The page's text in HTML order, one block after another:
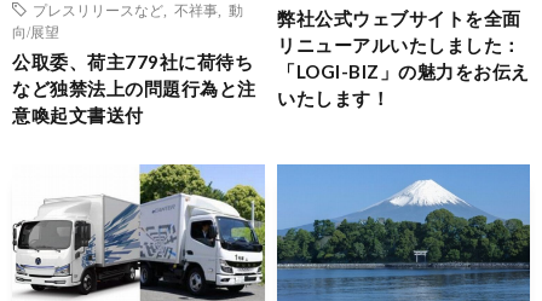
プレスリリースなど
不祥事
動
向/展望
公取委、荷主779社に荷待ち
など独禁法上の問題行為と注
意喚起文書送付
弊社公式ウェブサイトを全面
リニューアルいたしました：
「LOGI-BIZ」の魅力をお伝え
いたします！